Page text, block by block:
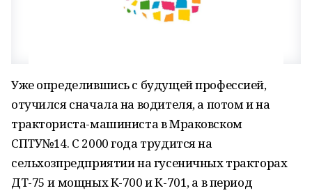
Уже определившись с будущей профессией,
отучился сначала на водителя, а потом и на
тракториста-машиниста в Мраковском
СПТУ№14. С 2000 года трудится на
сельхозпредприятии на гусеничных тракторах
ДТ-75 и мощных К-700 и К-701, а в период